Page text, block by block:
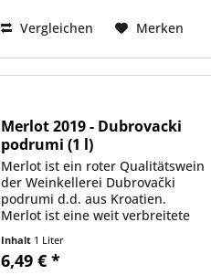
Vergleichen Merken
Merlot 2019 - Dubrovacki
podrumi (1 l)
Merlot ist ein roter Qualitätswein
der Weinkellerei Dubrovački
podrumi d.d. aus Kroatien.
Merlot ist eine weit verbreitete
und weltweit anerkannte
Rebsorte, die auch im
Weinanbaugebiet Konavle
Inhalt 1 Liter
6,49 € *